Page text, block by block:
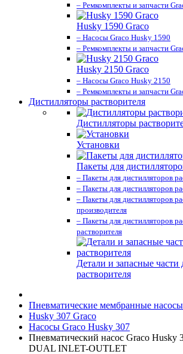
– Ремкомплекты и запчасти
Husky 1590 Graco
– Насосы Graco Husky 1590
– Ремкомплекты и запчасти
Husky 2150 Graco
– Насосы Graco Husky 2150
– Ремкомплекты и запчасти
Дистилляторы растворителя
Дистилляторы
Установки
Пакеты для
– Пакеты для дистилляторов
– Пакеты для дистилляторов
– Пакеты для дистилляторов
производителя
– Пакеты для дистилляторов
растворителя
Детали и запасные части
растворителя
Пневматические мембранные
Husky 307 Graco
Насосы Graco Husky 307
Пневматический насос Graco Husky
DUAL INLET-OUTLET